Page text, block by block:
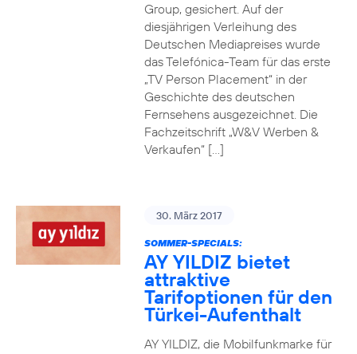
Group, gesichert. Auf der
diesjährigen Verleihung des
Deutschen Mediapreises wurde
das Telefónica-Team für das erste
„TV Person Placement“ in der
Geschichte des deutschen
Fernsehens ausgezeichnet. Die
Fachzeitschrift „W&V Werben &
Verkaufen“ […]
30. März 2017
SOMMER-SPECIALS:
AY YILDIZ bietet
attraktive
Tarifoptionen für den
Türkei-Aufenthalt
AY YILDIZ, die Mobilfunkmarke für